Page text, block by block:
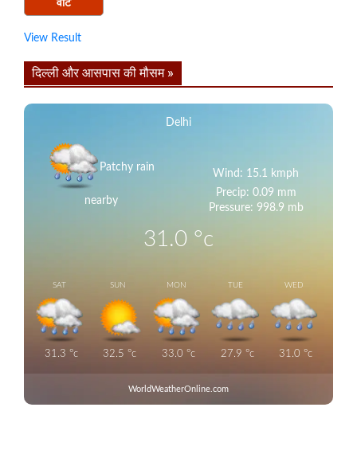
View Result
दिल्ली और आसपास की मौसम »
Delhi
Patchy rain
nearby
Wind: 15.1 kmph
Precip: 0.09 mm
Pressure: 998.9 mb
31.0 °c
SAT
31.3 °c
SUN
32.5 °c
MON
33.0 °c
TUE
27.9 °c
WED
31.0 °c
WorldWeatherOnline.com